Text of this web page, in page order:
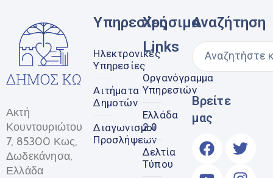
Ακτή
Κουντουριώτου
7, 85300 Κως,
Δωδεκάνησα,
Ελλάδα
Υπηρεσίες
Ηλεκτρονικές
Υπηρεσίες
Αιτήματα
Δημοτών
Διαγωνισμοί
Προσλήψεων
Χρήσιμα
Links
Οργανόγραμμα
Υπηρεσιών
Ελλάδα
2.0
Δελτία
Τύπου
Αναζήτηση
Βρείτε
μας